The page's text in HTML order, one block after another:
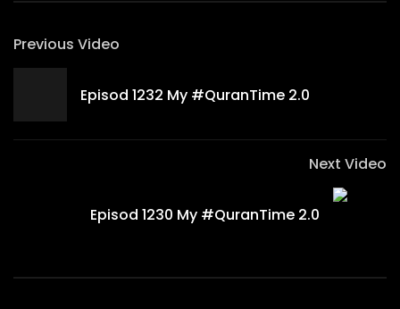
Previous Video
Episod 1232 My #QuranTime 2.0
Next Video
Episod 1230 My #QuranTime 2.0